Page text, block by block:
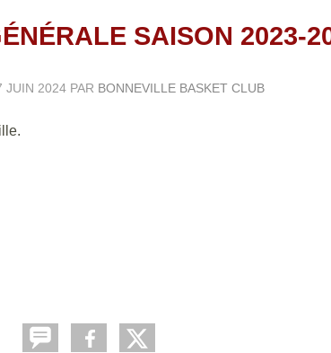
SAISON 2023-
JUIN 2024PAR BONNEVILLE BASKET CLUB